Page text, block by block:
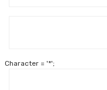
Character = '*';